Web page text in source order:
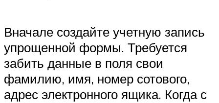
Вначале создайте учетную запись
упрощенной формы. Требуется
забить данные в поля свои
фамилию, имя, номер сотового,
адрес электронного ящика. Когда с